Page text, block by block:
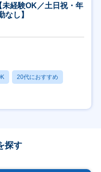
未経験OK／土日祝・年
なし】
20代におすすめ
探す